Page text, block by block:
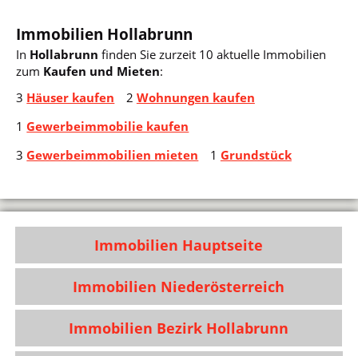
Immobilien Hollabrunn
In Hollabrunn finden Sie zurzeit 10 aktuelle Immobilien
zum Kaufen und Mieten:
3 Häuser kaufen 2 Wohnungen kaufen
1Gewerbeimmobilie kaufen
3Gewerbeimmobilien mieten 1 Grundstück
Immobilien Hauptseite
Immobilien Niederösterreich
Immobilien Bezirk Hollabrunn